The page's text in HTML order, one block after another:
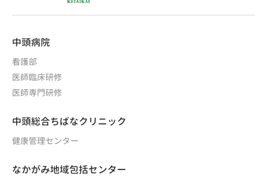
中頭病院
看護部
医師臨床研修
医師専門研修
中頭総合ちばなクリニック
健康管理センター
なかがみ地域包括センター